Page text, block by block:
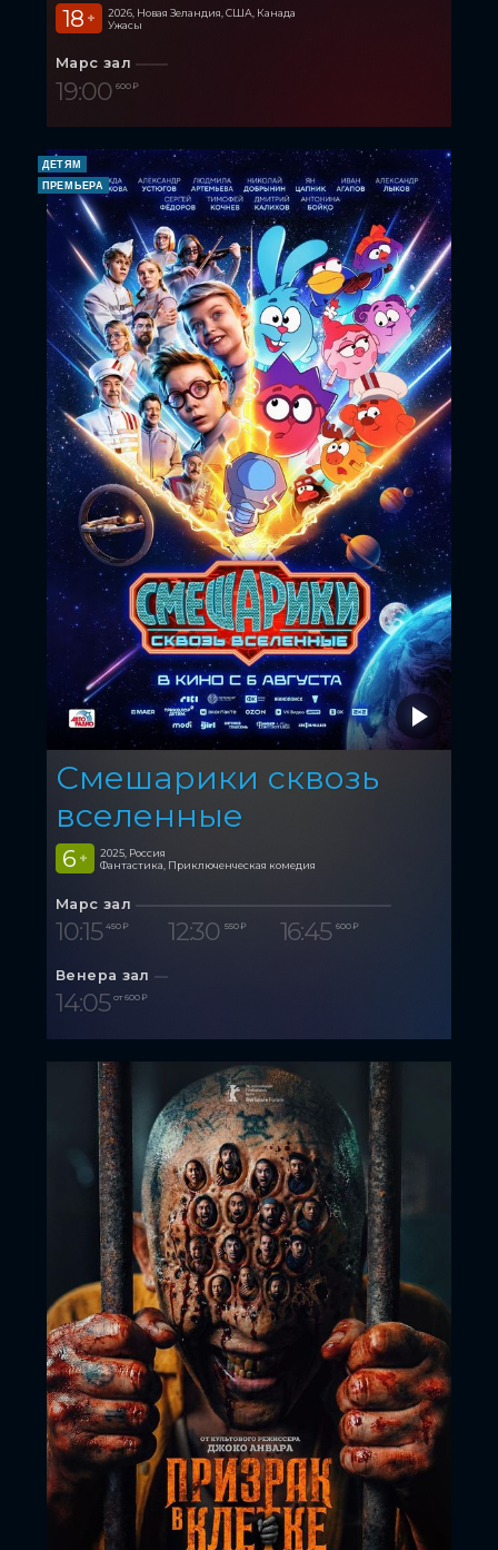
18 +
2026, Новая Зеландия, США, Канада
Ужасы
Марс зал
19:00 600 ₽
ДЕТЯМ
ПРЕМЬЕРА
Смешарики сквозь
вселенные
6 +
2025, Россия
Фантастика, Приключенческая комедия
Марс зал
10:15 450 ₽ 12:30 550 ₽ 16:45 600 ₽
Венера зал
14:05 от 600 ₽